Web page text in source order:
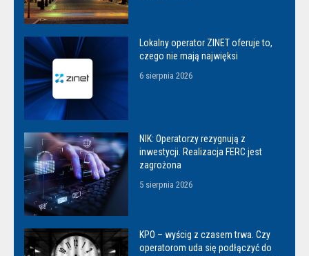
Lokalny operator ZINET oferuje to,
czego nie mają najwięksi
6 sierpnia 2026
NIK: Operatorzy rezygnują z
inwestycji. Realizacja FERC jest
zagrożona
5 sierpnia 2026
KPO – wyścig z czasem trwa. Czy
operatorom uda się podłączyć do